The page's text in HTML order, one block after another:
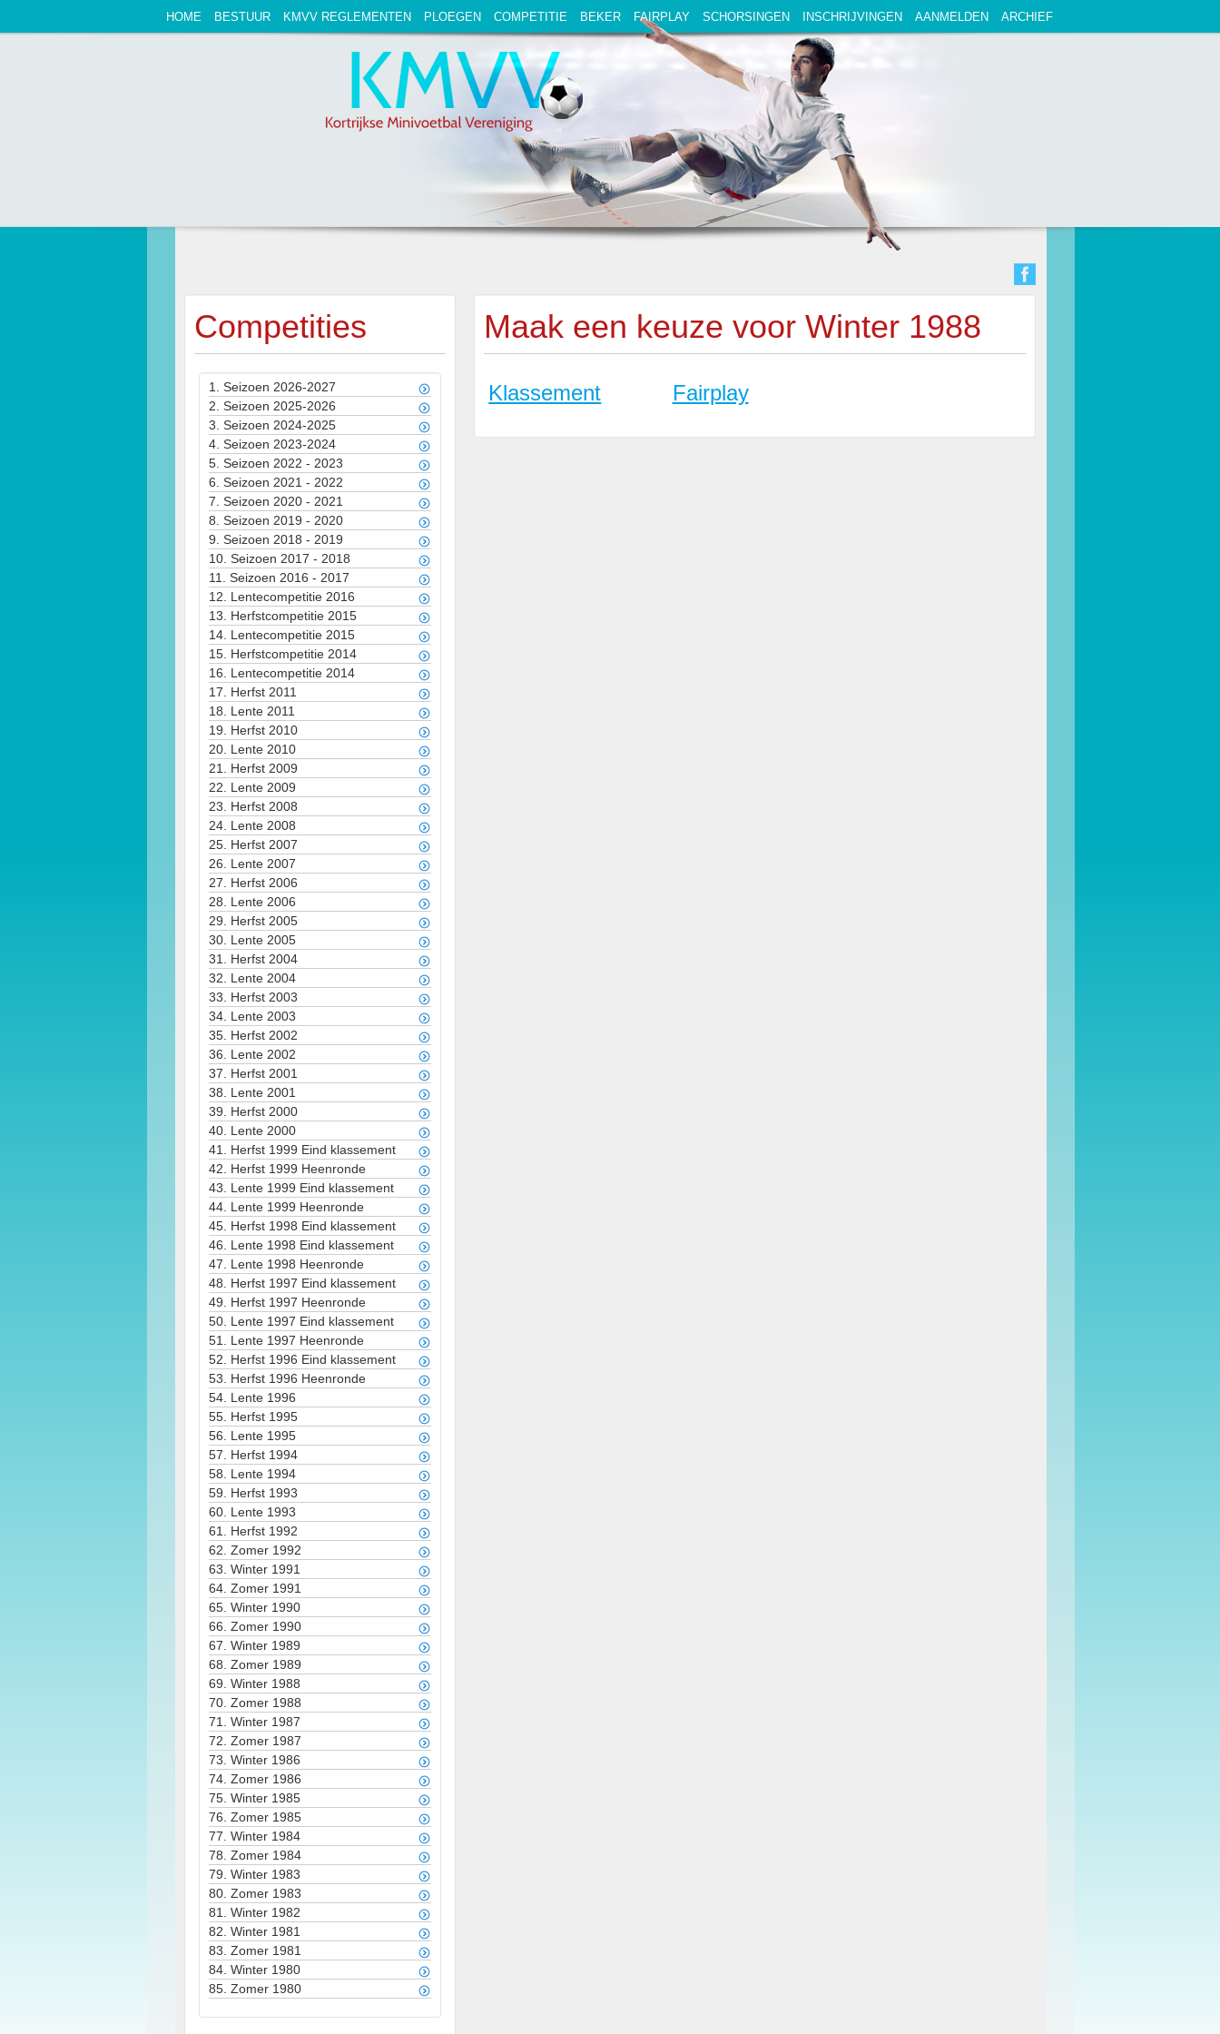
HOME BESTUUR KMVV REGLEMENTEN PLOEGEN COMPETITIE BEKER FAIRPLAY SCHORSINGEN INSCHRIJVINGEN AANMELDEN ARCHIEF
Competities
1. Seizoen 2026-2027
2. Seizoen 2025-2026
3. Seizoen 2024-2025
4. Seizoen 2023-2024
5. Seizoen 2022 - 2023
6. Seizoen 2021 - 2022
7. Seizoen 2020 - 2021
8. Seizoen 2019 - 2020
9. Seizoen 2018 - 2019
10. Seizoen 2017 - 2018
11. Seizoen 2016 - 2017
12. Lentecompetitie 2016
13. Herfstcompetitie 2015
14. Lentecompetitie 2015
15. Herfstcompetitie 2014
16. Lentecompetitie 2014
17. Herfst 2011
18. Lente 2011
19. Herfst 2010
20. Lente 2010
21. Herfst 2009
22. Lente 2009
23. Herfst 2008
24. Lente 2008
25. Herfst 2007
26. Lente 2007
27. Herfst 2006
28. Lente 2006
29. Herfst 2005
30. Lente 2005
31. Herfst 2004
32. Lente 2004
33. Herfst 2003
34. Lente 2003
35. Herfst 2002
36. Lente 2002
37. Herfst 2001
38. Lente 2001
39. Herfst 2000
40. Lente 2000
41. Herfst 1999 Eind klassement
42. Herfst 1999 Heenronde
43. Lente 1999 Eind klassement
44. Lente 1999 Heenronde
45. Herfst 1998 Eind klassement
46. Lente 1998 Eind klassement
47. Lente 1998 Heenronde
48. Herfst 1997 Eind klassement
49. Herfst 1997 Heenronde
50. Lente 1997 Eind klassement
51. Lente 1997 Heenronde
52. Herfst 1996 Eind klassement
53. Herfst 1996 Heenronde
54. Lente 1996
55. Herfst 1995
56. Lente 1995
57. Herfst 1994
58. Lente 1994
59. Herfst 1993
60. Lente 1993
61. Herfst 1992
62. Zomer 1992
63. Winter 1991
64. Zomer 1991
65. Winter 1990
66. Zomer 1990
67. Winter 1989
68. Zomer 1989
69. Winter 1988
70. Zomer 1988
71. Winter 1987
72. Zomer 1987
73. Winter 1986
74. Zomer 1986
75. Winter 1985
76. Zomer 1985
77. Winter 1984
78. Zomer 1984
79. Winter 1983
80. Zomer 1983
81. Winter 1982
82. Winter 1981
83. Zomer 1981
84. Winter 1980
85. Zomer 1980
Maak een keuze voor Winter 1988
Klassement Fairplay